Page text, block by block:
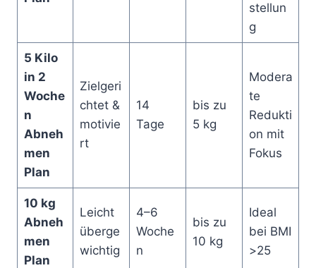
stellun
g
5 Kilo
in 2
Woche
n
Abneh
men
Plan
Zielgeri
chtet &
motivie
rt
14
Tage
bis zu
5 kg
Modera
te
Redukti
on mit
Fokus
10 kg
Abneh
men
Plan
Leicht
überge
wichtig
4–6
Woche
n
bis zu
10 kg
Ideal
bei BMI
>25